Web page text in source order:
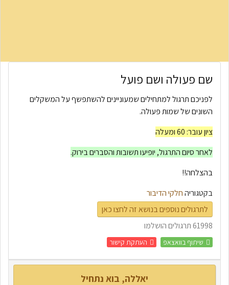
שם פעולה ושם פועל
לפניכם תרגול למתחילים שמעוניינים להשתפשף על המשקלים
השונים של שמות פעולה.
ציון עובר: 60 ומעלה
לאחר סיום התרגול, יופיעו תשובות והסברים בירוק.
בהצלחה!!
בקטגוריהחלקי הדיבור
לתרגולים נוספים בנושא זה לחצו כאן
61998 תרגולים הושלמו
שיתוף בוואצאפ העתקת קישור
יאללה, בוא נתחיל